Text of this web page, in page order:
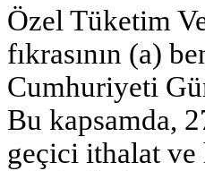
Özel Tüketim
fıkrasının (a)
Cumhuriyeti
Bu kapsamda,
geçici ithalat